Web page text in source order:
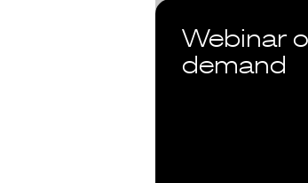
Webinar
demand